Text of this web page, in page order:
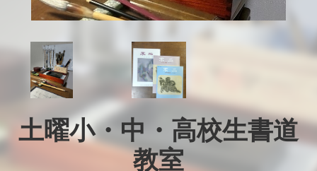
土曜小・中・高校生書道
教室